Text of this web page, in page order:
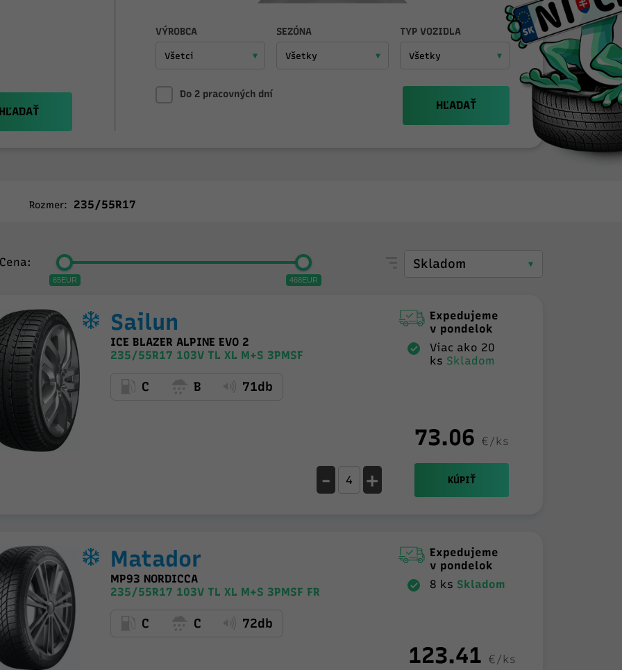
VÝROBCA SEZÓNA TYP VOZIDLA
Do 2 pracovných dní
HĽADAŤ
Rozmer: 235/55R17
65EUR 468EUR
Sailun
ICE BLAZER ALPINE EVO 2
235/55R17 103V TL XL M+S 3PMSF
C B 71db
Expedujeme
v pondelok
Viac ako 20
ks Skladom
73.06 €/ks
- + KÚPIŤ
Matador
MP93 NORDICCA
235/55R17 103V TL XL M+S 3PMSF FR
C C 72db
Expedujeme
v pondelok
8 ks Skladom
123.41 €/ks